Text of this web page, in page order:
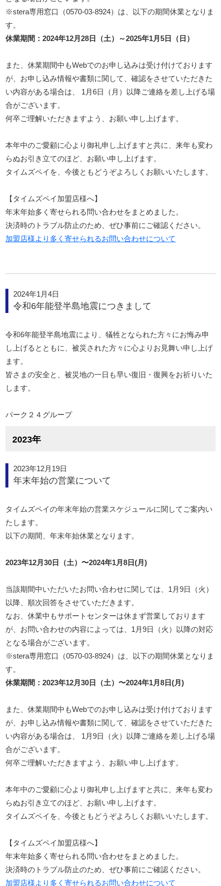
※stera専用窓口（0570-03-8924）は、以下の期間休業となりま
す。
休業期間：2024年12月28日（土）～2025年1月5日（日）
また、休業期間中もWebでのお申し込みは受け付けております
が、お申し込み情報や書類に関して、確認をさせていただきた
い内容がある場合は、 1月6日（月）以降ご連絡を差し上げる場
合がございます。
何卒ご理解いただきますよう、お願い申し上げます。
本年中のご愛顧に心より御礼申し上げますと共に、来年も変わ
らぬお引き立てのほど、お願い申し上げます。
タイムズペイを、今後ともどうぞよろしくお願いいたします。
【タイムズペイ加盟店様へ】
年末年始多く寄せられる問い合わせをまとめました。
決済時のトラブル防止のため、ぜひ事前にご確認ください。
加盟店様より多く寄せられるお問い合わせについて
2024年1月4日
令和6年能登半島地震につきまして
令和6年能登半島地震により、犠牲となられた方々にお悔み申
し上げるとともに、被災された方々に心よりお見舞い申し上げ
ます。
皆さまの安全と、被災地の一日も早い復旧・復興をお祈りいた
します。
パーク２４グループ
2023年
2023年12月19日
年末年始の営業について
タイムズペイの年末年始の営業スケジュールに関してご案内い
たします。
以下の期間、年末年始休業となります。
2023年12月30日（土）〜2024年1月8日(月)
当該期間中いただいたお問い合わせに関しては、1月9日（火）
以降、順次回答をさせていただきます。
なお、休業中もサポートセンターは休まず営業しております
が、お問い合わせの内容によっては、1月9日（火）以降の対応
となる場合がございます。
※stera専用窓口（0570-03-8924）は、以下の期間休業となりま
す。
休業期間：2023年12月30日（土）〜2024年1月8日(月)
また、休業期間中もWebでのお申し込みは受け付けております
が、お申し込み情報や書類に関して、確認をさせていただきた
い内容がある場合は、 1月9日（火）以降ご連絡を差し上げる場
合がございます。
何卒ご理解いただきますよう、お願い申し上げます。
本年中のご愛顧に心より御礼申し上げますと共に、来年も変わ
らぬお引き立てのほど、お願い申し上げます。
タイムズペイを、今後ともどうぞよろしくお願いいたします。
【タイムズペイ加盟店様へ】
年末年始多く寄せられる問い合わせをまとめました。
決済時のトラブル防止のため、ぜひ事前にご確認ください。
加盟店様より多く寄せられるお問い合わせについて